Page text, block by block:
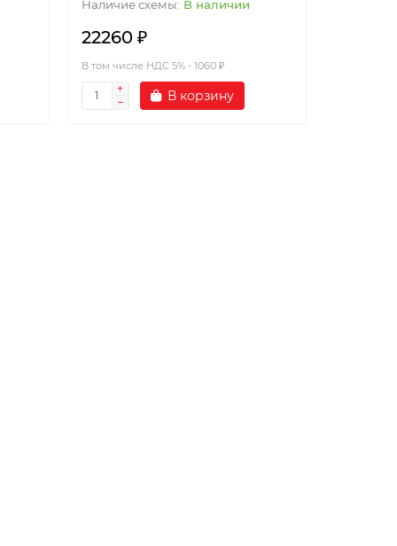
В наличии
22260 ₽
В том числе НДС 5% - 1060 ₽
В корзину